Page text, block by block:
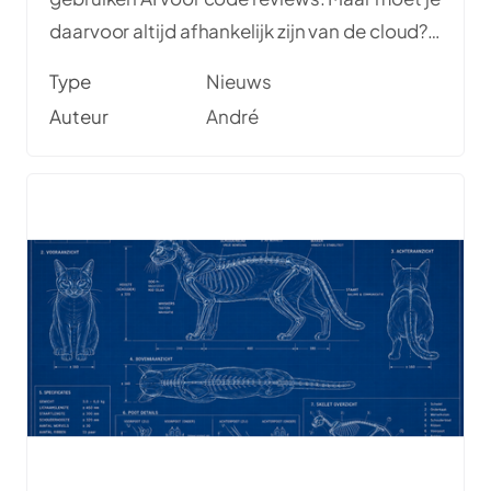
daarvoor altijd afhankelijk zijn van de cloud?
bouwden André, Bas en Hidde een lokale AI
code reviewer met Ollama en het Qwen2.5-
je hoe de tool is opgebouwd, welke inzichten
de hackathon opleverde en waarom lokaal
werken verrassend veel voordelen heeft.
Type
Nieuws
Auteur
André